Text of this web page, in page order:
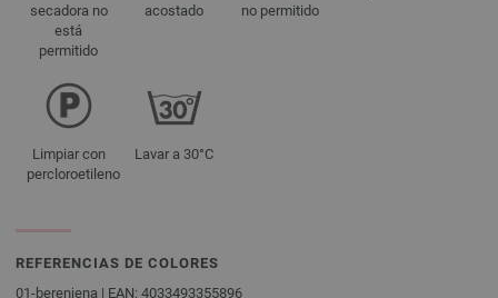
secadora no
está
permitido
acostado
no permitido
Limpiar con
percloroetileno
Lavar a 30°C
REFERENCIAS DE COLORES
01-berenjena | EAN: 4033493355896